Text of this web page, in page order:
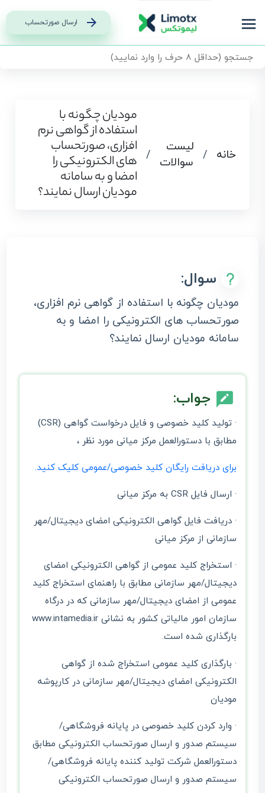
ارسال صورتحساب
خانه /
لیست
سوالات
/
مودیان چگونه با
استفاده از گواهی نرم
‌افزاری، صورتحساب‌
های الکترونیکی را
امضا و به سامانه
مودیان ارسال نمایند؟
سوال:
مودیان چگونه با استفاده از گواهی نرم ‌افزاری،
صورتحساب‌ های الکترونیکی را امضا و به
سامانه مودیان ارسال نمایند؟
جواب:
· تولید کلید خصوصی و فایل درخواست گواهی (CSR)
مطابق با دستورالعمل مرکز میانی مورد نظر ،
برای دریافت رایگان کلید خصوصی/عمومی کلیک کنید.
· ارسال فایل CSR به مرکز میانی
· دریافت فایل گواهی الکترونیکی امضای دیجیتال/مهر
سازمانی از مرکز میانی
· استخراج کلید عمومی از گواهی الکترونیکی امضای
دیجیتال/مهر سازمانی مطابق با راهنمای استخراج کلید
عمومی از امضای دیجیتال/مهر سازمانی که در درگاه
سازمان امور مالیاتی کشور به نشانی www.intamedia.ir
بارگذاری شده است.
· بارگذاری کلید عمومی استخراج شده از گواهی
الکترونیکی امضای دیجیتال/مهر سازمانی در کارپوشه
مودیان
· وارد کردن کلید خصوصی در پایانه فروشگاهی/
سیستم صدور و ارسال صورتحساب الکترونیکی مطابق
دستورالعمل شرکت تولید کننده پایانه فروشگاهی/
سیستم صدور و ارسال صورتحساب الکترونیکی